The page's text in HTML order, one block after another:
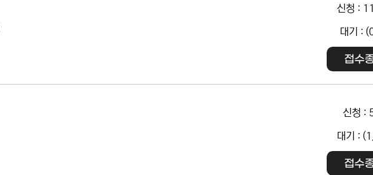
신청 :
대기 :
접수
신청 :
대기 :
접수